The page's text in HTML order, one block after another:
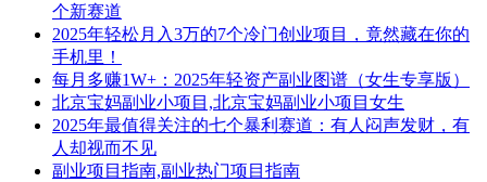
个新赛道
2025年轻松月入3万的7个冷门创业项目，竟然藏在你的
手机里！
每月多赚1W+：2025年轻资产副业图谱（女生专享版）
北京宝妈副业小项目,北京宝妈副业小项目女生
2025年最值得关注的七个暴利赛道：有人闷声发财，有
人却视而不见
副业项目指南,副业热门项目指南